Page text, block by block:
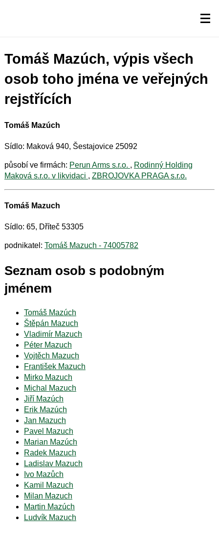
Tomáš Mazúch, výpis všech
osob toho jména ve veřejných
rejstřících
Tomáš Mazúch
Sídlo: Maková 940, Šestajovice 25092
působí ve firmách: Perun Arms s.r.o. , Rodinný Holding
Maková s.r.o. v likvidaci , ZBROJOVKA PRAGA s.r.o.
Tomáš Mazuch
Sídlo: 65, Dříteč 53305
podnikatel: Tomáš Mazuch - 74005782
Seznam osob s podobným
jménem
Tomáš Mazúch
Štěpán Mazuch
Vladimír Mazuch
Péter Mazuch
Vojtěch Mazuch
František Mazuch
Mirko Mazuch
Michal Mazuch
Jiří Mazúch
Erik Mazúch
Jan Mazuch
Pavel Mazuch
Marian Mazúch
Radek Mazuch
Ladislav Mazuch
Ivo Mazůch
Kamil Mazuch
Milan Mazuch
Martin Mazúch
Ludvík Mazuch